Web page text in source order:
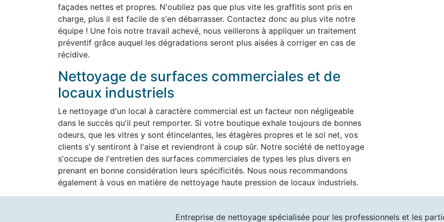
façades nettes et propres. N'oubliez pas que plus vite les graffitis sont pris en
charge, plus il est facile de s'en débarrasser. Contactez donc au plus vite notre
équipe ! Une fois notre travail achevé, nous veillerons à appliquer un traitement
préventif grâce auquel les dégradations seront plus aisées à corriger en cas de
récidive.
Nettoyage de surfaces commerciales et de
locaux industriels
Le nettoyage d'un local à caractère commercial est un facteur non négligeable
dans le succès qu'il peut remporter. Si votre boutique exhale toujours de bonnes
odeurs, que les vitres y sont étincelantes, les étagères propres et le sol net, vos
clients s'y sentiront à l'aise et reviendront à coup sûr. Notre société de nettoyage
s'occupe de l'entretien des surfaces commerciales de types les plus divers en
prenant en bonne considération leurs spécificités. Nous nous recommandons
également à vous en matière de nettoyage haute pression de locaux industriels.
Entreprise de nettoyage spécialisée pour les professionnels et les